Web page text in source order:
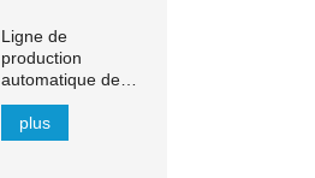
Ligne de
production
automatique de
mouchoirs YH-FG
plus